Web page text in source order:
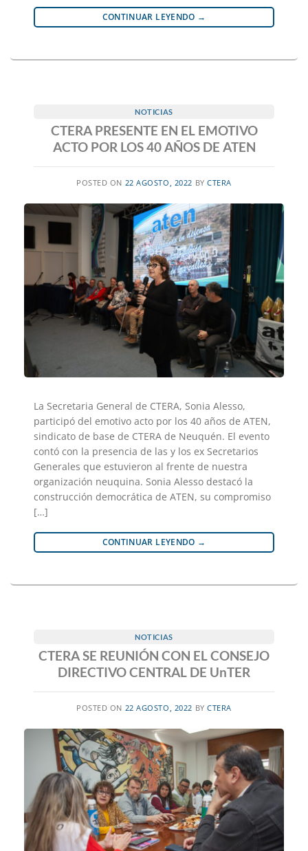
CONTINUAR LEYENDO →
NOTICIAS
CTERA PRESENTE EN EL EMOTIVO
ACTO POR LOS 40 AÑOS DE ATEN
POSTED ON 22 AGOSTO, 2022 BYCTERA
La Secretaria General de CTERA, Sonia Alesso,
participó del emotivo acto por los 40 años de ATEN,
sindicato de base de CTERA de Neuquén. El evento
contó con la presencia de las y los ex Secretarios
Generales que estuvieron al frente de nuestra
organización neuquina. Sonia Alesso destacó la
construcción democrática de ATEN, su compromiso
[…]
CONTINUAR LEYENDO →
NOTICIAS
CTERA SE REUNIÓN CON EL CONSEJO
DIRECTIVO CENTRAL DE UnTER
POSTED ON 22 AGOSTO, 2022 BYCTERA